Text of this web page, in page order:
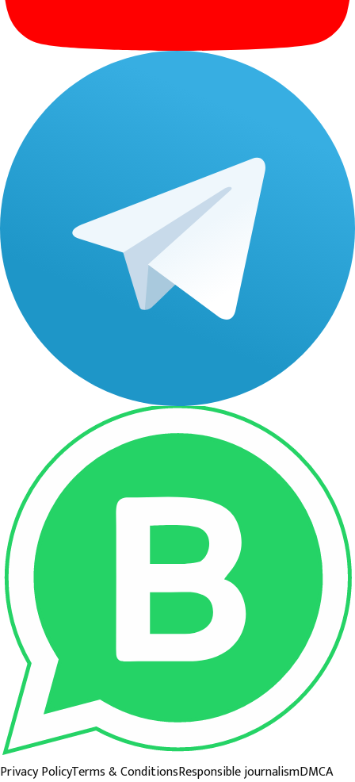
Privacy PolicyTerms & ConditionsResponsible journalismDMCA